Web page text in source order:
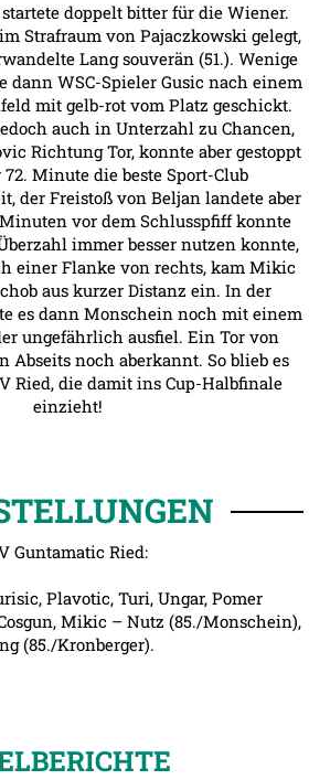
doppelt bitter für die Wiener.
Strafraum von Pajaczkowski gelegt,
Lang souverän (51.). Wenige
dann WSC-Spieler Gusic nach einem
mit gelb-rot vom Platz geschickt.
auch in Unterzahl zu Chancen,
Richtung Tor, konnte aber gestoppt
Minute die beste Sport-Club
der Freistoß von Beljan landete aber
vor dem Schlusspfiff konnte
immer besser nutzen konnte,
einer Flanke von rechts, kam Mikic
aus kurzer Distanz ein. In der
es dann Monschein noch mit einem
ungefährlich ausfiel. Ein Tor von
Abseits noch aberkannt. So blieb es
Ried, die damit ins Cup-Halbfinale
einzieht!
Guntamatic Ried:
Plavotic, Turi, Ungar, Pomer
Mikic – Nutz (85./Monschein),
(85./Kronberger).